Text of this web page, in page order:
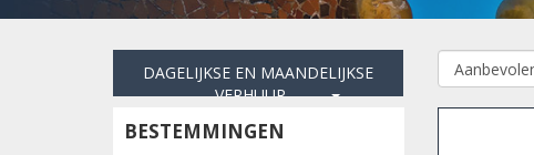
DAGELIJKSE EN MAANDELIJKSE
VERHUUR
BESTEMMINGEN